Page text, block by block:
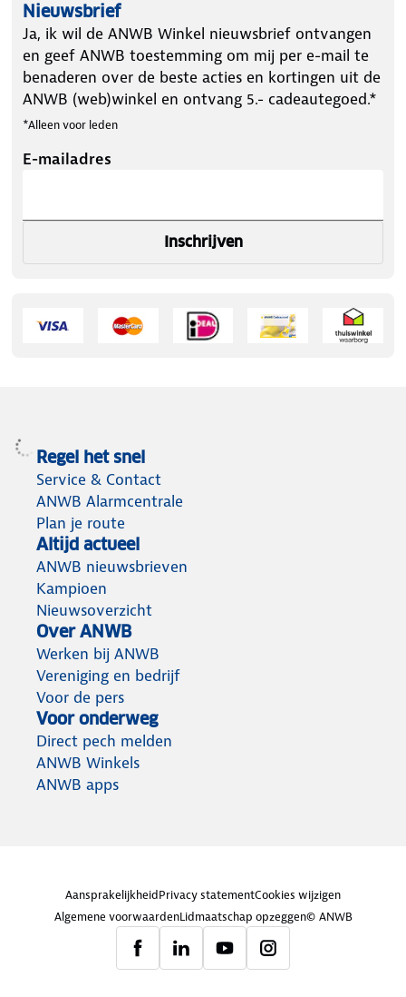
Nieuwsbrief
Ja, ik wil de ANWB Winkel nieuwsbrief ontvangen
en geef ANWB toestemming om mij per e-mail te
benaderen over de beste acties en kortingen uit de
ANWB (web)winkel en ontvang 5.- cadeautegoed.*
*Alleen voor leden
E-mailadres
Inschrijven
Regel het snel
Service & Contact
ANWB Alarmcentrale
Plan je route
Altijd actueel
ANWB nieuwsbrieven
Kampioen
Nieuwsoverzicht
Over ANWB
Werken bij ANWB
Vereniging en bedrijf
Voor de pers
Voor onderweg
Direct pech melden
ANWB Winkels
ANWB apps
AansprakelijkheidPrivacy statementCookies wijzigen
Algemene voorwaardenLidmaatschap opzeggen© ANWB